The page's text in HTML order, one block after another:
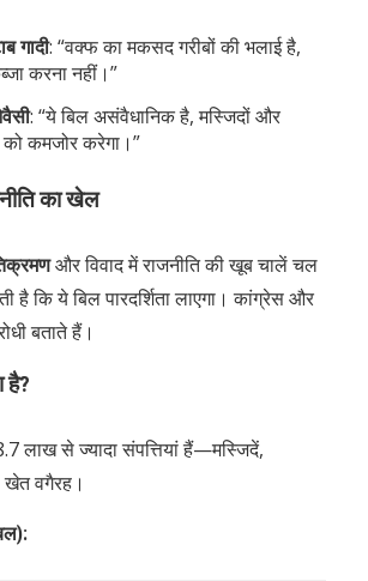
गादी: “वक्फ का मकसद गरीबों की भलाई है,
करना नहीं।”
: “ये बिल असंवैधानिक है, मस्जिदों और
को कमजोर करेगा।”
का खेल
और विवाद में राजनीति की खूब चालें चल
है कि ये बिल पारदर्शिता लाएगा। कांग्रेस और
बताते हैं।
है?
लाख से ज्यादा संपत्तियां हैं—मस्जिदें,
खेत वगैरह।